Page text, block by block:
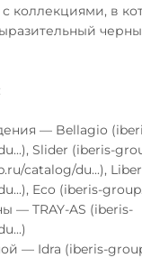
с коллекциями, в
— Bellagio
Slider (iberis-
catalog/du...),
Eco (iberis-
— TRAY-AS (iberis-
— Idra (iberis-